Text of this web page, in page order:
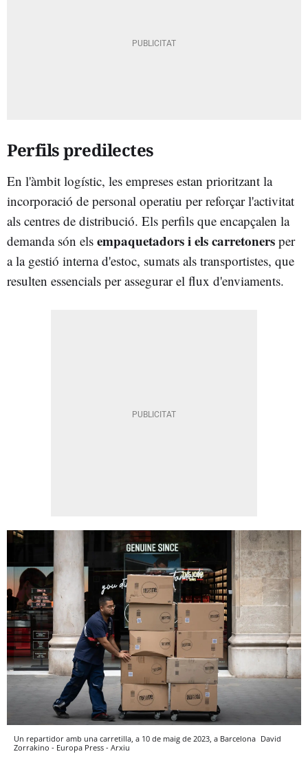
Perfils predilectes
En l'àmbit logístic, les empreses estan prioritzant la
incorporació de personal operatiu per reforçar l'activitat
als centres de distribució. Els perfils que encapçalen la
demanda són els empaquetadors i els carretoners per
a la gestió interna d'estoc, sumats als transportistes, que
resulten essencials per assegurar el flux d'enviaments.
Un repartidor amb una carretilla, a 10 de maig de 2023, a Barcelona David
Zorrakino - Europa Press - Arxiu